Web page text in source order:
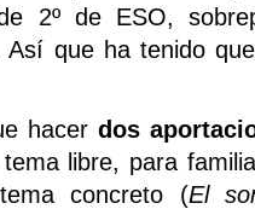
2º de ESO,
Así que ha tenido
hacerdos
libre, para
concreto (El